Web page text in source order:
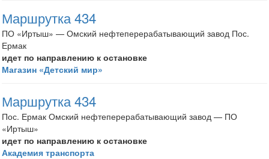
Маршрутка 434
ПО «Иртыш» — Омский нефтеперерабатывающий завод Пос.
Ермак
идет по направлению к остановке
Магазин «Детский мир»
Маршрутка 434
Пос. Ермак Омский нефтеперерабатывающий завод — ПО
«Иртыш»
идет по направлению к остановке
Академия транспорта